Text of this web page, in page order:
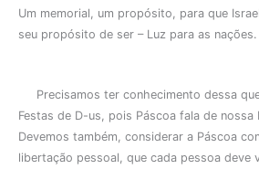
Um memorial, um propósito, para que
seu propósito de ser – Luz para as nações.
Precisamos ter conhecimento dessa
Festas de D-us, pois Páscoa fala de nossa
Devemos também, considerar a Páscoa
libertação pessoal, que cada pessoa deve